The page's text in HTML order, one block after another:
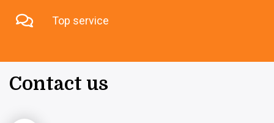
Top service
Contact us